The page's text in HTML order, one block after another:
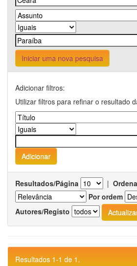
Iniciar uma nova pesquisa
Adicionar filtros:
Utilizar filtros para refinar o resultado
Resultados/Página |
Por ordem
Autores/Registo
Resultados 1-1 de 1.